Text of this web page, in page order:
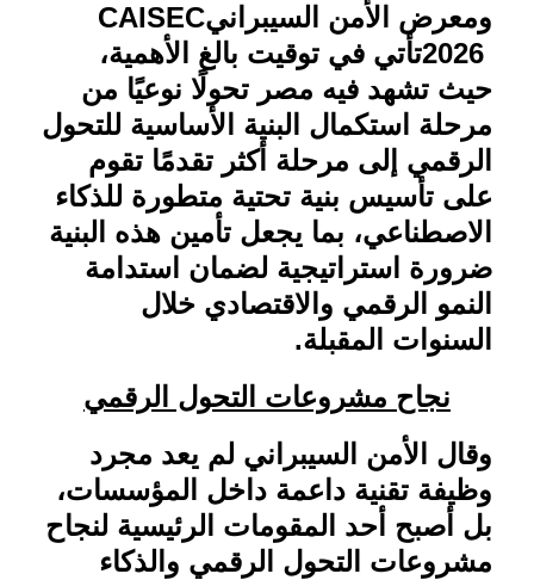
ومعرض الأمن السيبرانيCAISEC
2026تأتي في توقيت بالغ الأهمية،
حيث تشهد فيه مصر تحولًا نوعيًا من
مرحلة استكمال البنية الأساسية للتحول
الرقمي إلى مرحلة أكثر تقدمًا تقوم
على تأسيس بنية تحتية متطورة للذكاء
الاصطناعي، بما يجعل تأمين هذه البنية
ضرورة استراتيجية لضمان استدامة
النمو الرقمي والاقتصادي خلال
السنوات المقبلة.
نجاح مشروعات التحول الرقمي
وقال الأمن السيبراني لم يعد مجرد
وظيفة تقنية داعمة داخل المؤسسات،
بل أصبح أحد المقومات الرئيسية لنجاح
مشروعات التحول الرقمي والذكاء